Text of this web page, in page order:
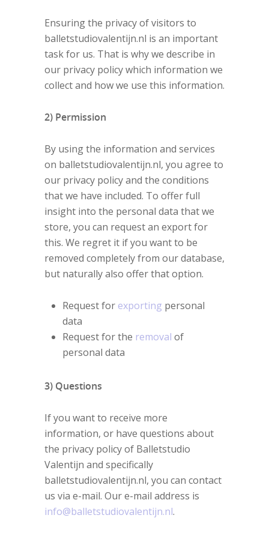
Ensuring the privacy of visitors to
balletstudiovalentijn.nl is an important
task for us. That is why we describe in
our privacy policy which information we
collect and how we use this information.
2) Permission
By using the information and services
on balletstudiovalentijn.nl, you agree to
our privacy policy and the conditions
that we have included. To offer full
insight into the personal data that we
store, you can request an export for
this. We regret it if you want to be
removed completely from our database,
but naturally also offer that option.
Request for exporting personal
data
Request for the removal of
personal data
3) Questions
If you want to receive more
information, or have questions about
the privacy policy of Balletstudio
Valentijn and specifically
balletstudiovalentijn.nl, you can contact
us via e-mail. Our e-mail address is
info@balletstudiovalentijn.nl.